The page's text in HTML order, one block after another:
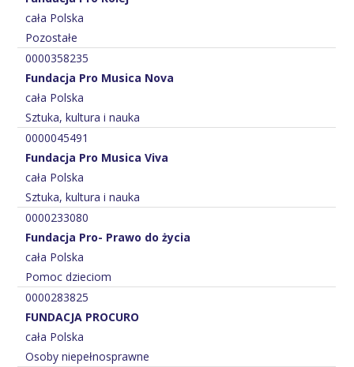
cała Polska
Pozostałe
0000358235
Fundacja Pro Musica Nova
cała Polska
Sztuka, kultura i nauka
0000045491
Fundacja Pro Musica Viva
cała Polska
Sztuka, kultura i nauka
0000233080
Fundacja Pro- Prawo do życia
cała Polska
Pomoc dzieciom
0000283825
FUNDACJA PROCURO
cała Polska
Osoby niepełnosprawne